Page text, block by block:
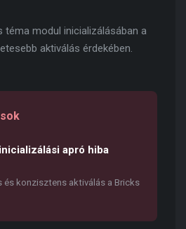
téma modul inicializálásában a
aktiválás érdekében.
apró hiba
és konzisztens aktiválás a Bricks